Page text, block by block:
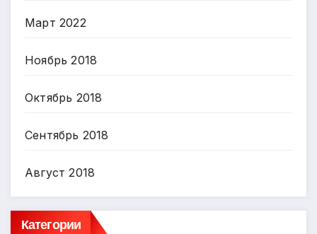
Март 2022
Ноябрь 2018
Октябрь 2018
Сентябрь 2018
Август 2018
Категории